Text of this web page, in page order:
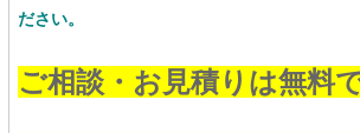
ださい。
ご相談・お見積りは無料